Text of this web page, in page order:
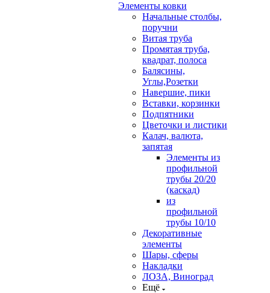
Элементы ковки
Начальные столбы,
поручни
Витая труба
Промятая труба,
квадрат, полоса
Балясины,
Углы,Розетки
Навершие, пики
Вставки, корзинки
Подпятники
Цветочки и листики
Калач, валюта,
запятая
Элементы из
профильной
трубы 20/20
(каскад)
из
профильной
трубы 10/10
Декоративные
элементы
Шары, сферы
Накладки
ЛОЗА, Виноград
Ещё